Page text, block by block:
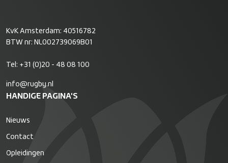
KvK Amsterdam: 40516782
BTW nr: NL002739069B01
Tel: +31 (0)20 - 48 08 100
info@rugby.nl
HANDIGE PAGINA'S
Nieuws
Contact
Opleidingen